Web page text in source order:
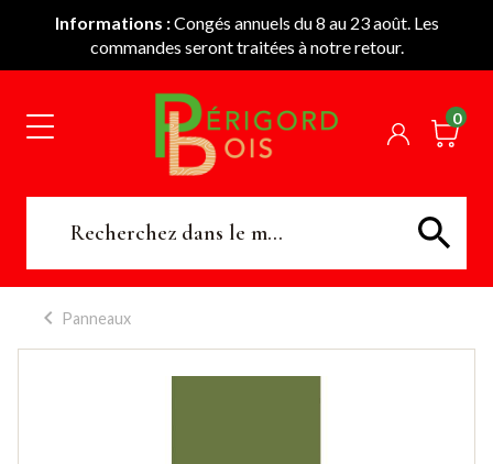
Informations :Congés annuels du 8 au 23 août. Les
commandes seront traitées à notre retour.
0
Panneaux